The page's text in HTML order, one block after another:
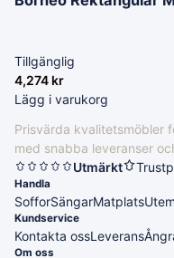
Tillgänglig
4,274 kr
Lägg i varukorg
Prisvärda kvalitetsmöbler
med snabba leveranser
Utmärkt
Handla
SofforSängarMatplats
Kundservice
Kontakta ossLeverans
Om oss